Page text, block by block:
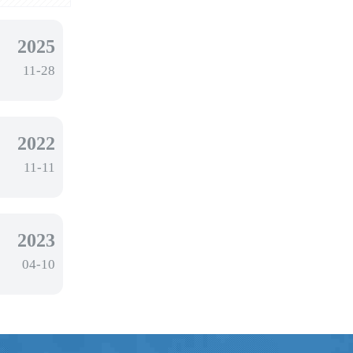
2025
11-28
2022
11-11
2023
04-10